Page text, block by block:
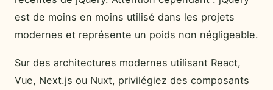
est de moins en moins utilisé dans les projets
modernes et représente un poids non négligeable.
Sur des architectures modernes utilisant React,
Vue, Next.js ou Nuxt, privilégiez des composants